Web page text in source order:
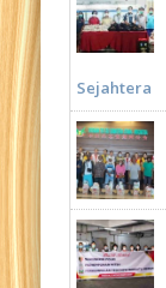
Sejahtera